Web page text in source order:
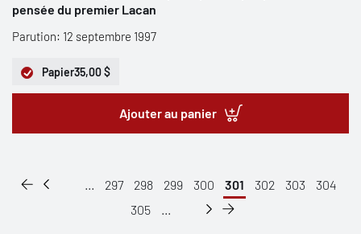
pensée du premier Lacan
Parution: 12 septembre 1997
Papier35,00 $
Ajouter au panier
... 297 298 299 300 301 302 303
304
305
...